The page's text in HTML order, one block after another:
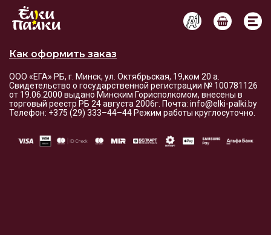
Условия оплаты и доставки
Как оформить заказ
ООО «ЕГА» РБ, г. Минск, ул. Октябрьская, 19,ком 20 а.
Свидетельство о государственной регистрации № 100781126
от 19.06.2000 выдано Минским Горисполкомом, внесены в
торговый реестр РБ 24 августа 2006г. Почта: info@elki-palki.by
Телефон: +375 (29) 333–44–44 Режим работы круглосуточно.